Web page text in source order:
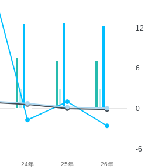
24年 25年 26年
-6
0
6
12